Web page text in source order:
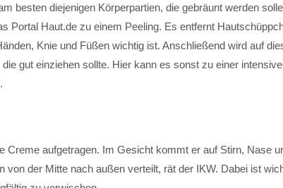
besten diejenigen Körperpartien, die gebräunt werden
Portal Haut.de zu einem Peeling. Es entfernt
Knie und Füßen wichtig ist. Anschließend wird auf
gut einziehen sollte. Hier kann es sonst zu einer
Creme aufgetragen. Im Gesicht kommt er auf Stirn, Nase
von der Mitte nach außen verteilt, rät der IKW. Dabei ist